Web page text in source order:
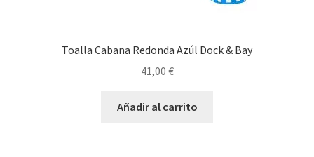
Toalla Cabana Redonda Azúl Dock & Bay
41,00 €
Añadir al carrito